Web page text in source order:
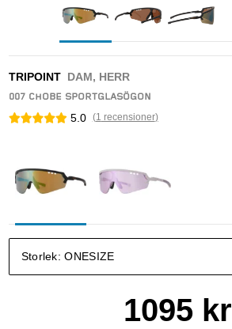
TRIPOINT DAM, HERR
007 CHOBE SPORTGLASÖGON
5.0 (1 recensioner)
Storlek:ONESIZE
1095kr